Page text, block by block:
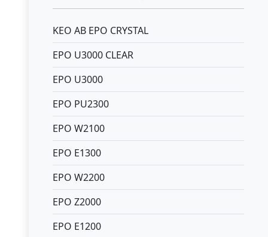
KEO AB EPO CRYSTAL
EPO U3000 CLEAR
EPO U3000
EPO PU2300
EPO W2100
EPO E1300
EPO W2200
EPO Z2000
EPO E1200